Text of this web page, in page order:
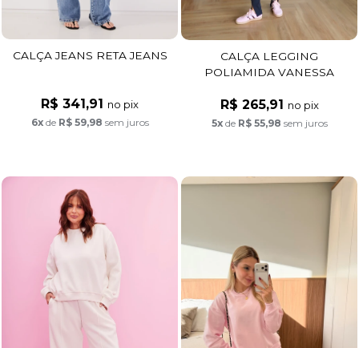
CALÇA JEANS RETA JEANS
R$ 341,91 no pix
6xde R$ 59,98 sem juros
CALÇA LEGGING
POLIAMIDA VANESSA
R$ 265,91 no pix
5xde R$ 55,98 sem juros